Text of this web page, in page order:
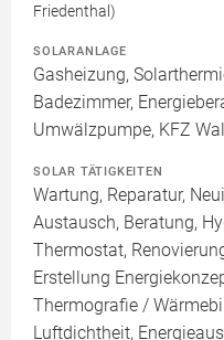
Friedenthal)
SOLARANLAGE
Gasheizung,
Badezimmer,
Umwälzpumpe, KFZ
SOLAR TÄTIGKEITEN
Wartung, Reparatur,
Austausch, Beratung,
Thermostat,
Erstellung
Thermografie /
Luftdichtheit,